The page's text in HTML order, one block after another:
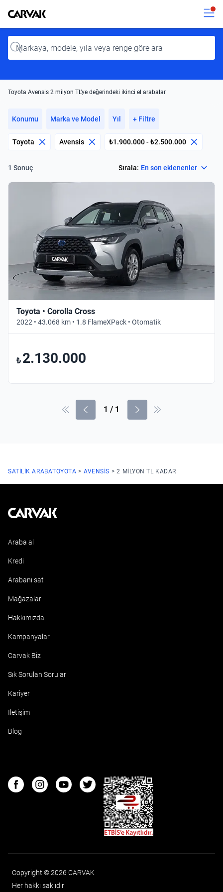
Kavak
Input
Toyota Avensis 2 milyon TL’ye değerindeki ikinci el arabalar
Konumu Marka ve Model Yıl + Filtre
Toyota Avensis ₺1.900.000 - ₺2.500.000
1 Sonuç Sırala: En son eklenenler
Toyota • Corolla Cross
2022 • 43.068 km • 1.8 FlameXPack • Otomatik
₺ 2.130.000
1 / 1
SATILIK ARABATOYOTA AVENSIS 2 MILYON TL KADAR
Kavak
Araba al
Kredi
Arabanı sat
Mağazalar
Hakkımızda
Kampanyalar
Carvak Biz
Sık Sorulan Sorular
Kariyer
İletişim
Blog
FacebookInstagramYoutubeTwitter
ETBIS
Copyright © 2026 CARVAK
Her hakkı saklıdır